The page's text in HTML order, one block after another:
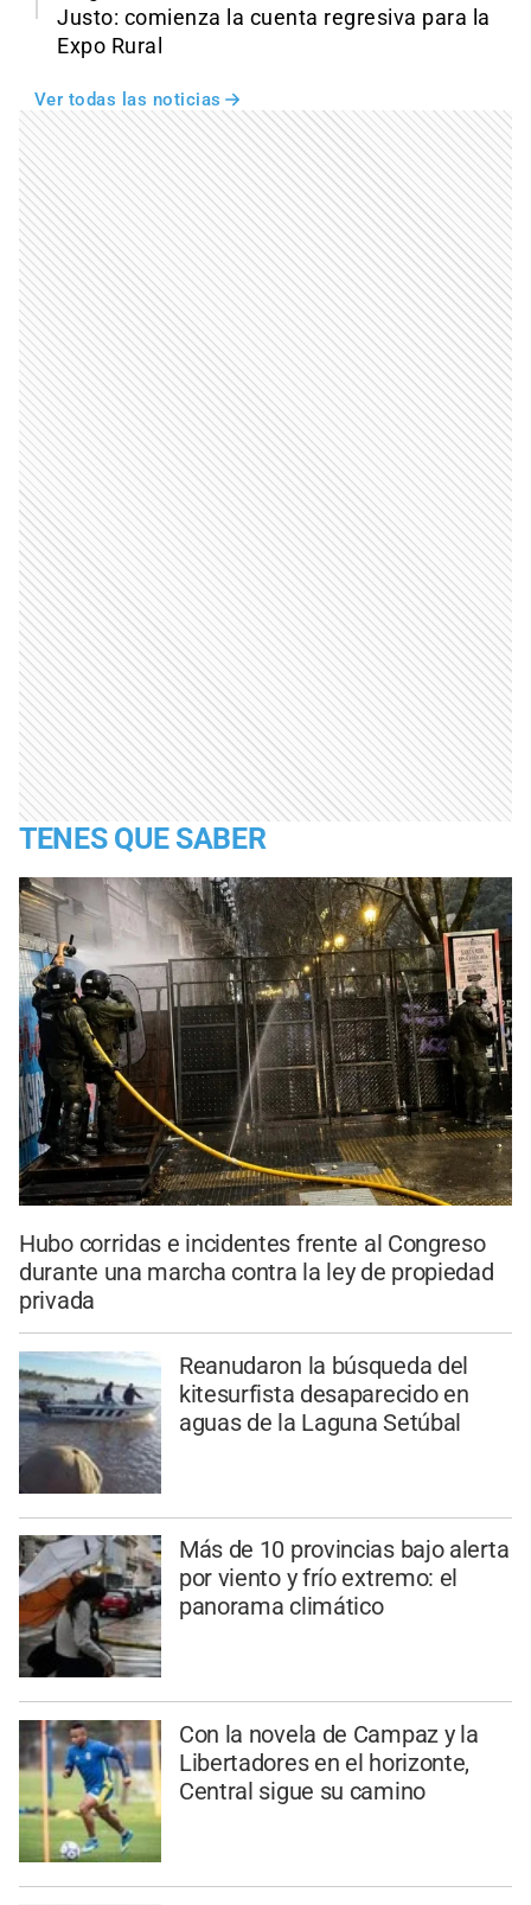
Justo: comienza la cuenta regresiva para la
Expo Rural
Ver todas las noticias
TENES QUE SABER
Hubo corridas e incidentes frente al Congreso
durante una marcha contra la ley de propiedad
privada
Reanudaron la búsqueda del
kitesurfista desaparecido en
aguas de la Laguna Setúbal
Más de 10 provincias bajo alerta
por viento y frío extremo: el
panorama climático
Con la novela de Campaz y la
Libertadores en el horizonte,
Central sigue su camino